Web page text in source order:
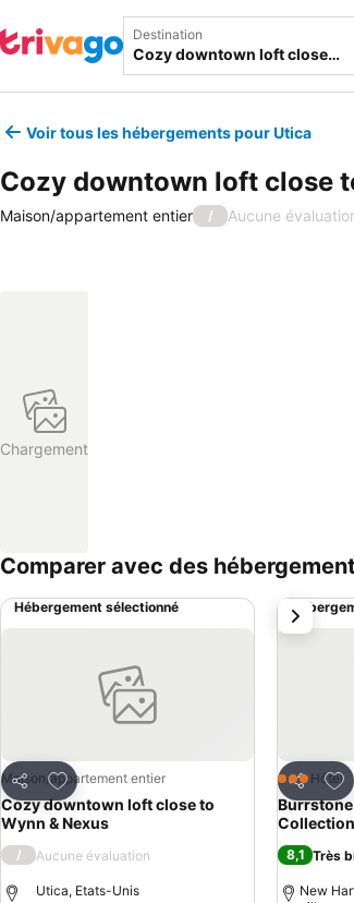
Destination
Voir tous les hébergements pour Utica
Cozy downtown loft close
Maison/appartement entier / Aucune
Chargement
Comparer avec des
Hébergement sélectionné
Partager
Ajouter à mes favoris
Maison/appartement entier
Cozy downtown loft close to
Wynn & Nexus
/ Aucune évaluation
Utica, Etats-Unis
Partager
3 ÉtoilesHôtel
8,1 Très
New
suivant